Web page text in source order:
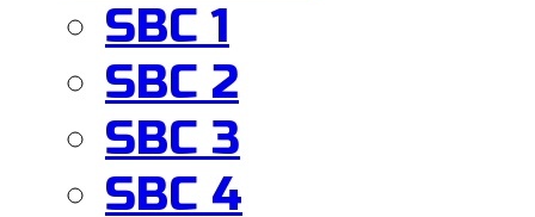
SBC 1
SBC 2
SBC 3
SBC 4